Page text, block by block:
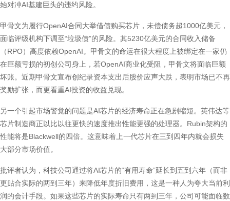
始对冲AI基建巨头的违约风险。
甲骨文为履行OpenAI合同大举借债购买芯片，未偿债务超1000亿美元，
面临评级机构下调至“垃圾债”的风险。其5230亿美元的合同收入储备
（RPO）高度依赖OpenAI。甲骨文的命运在很大程度上被绑定在一家仍
在巨额亏损的初创公司身上，若OpenAI商业化受阻，甲骨文将面临巨额
坏账。近期甲骨文宣布创纪录资本支出后股价应声大跌，表明市场已不再
奖励扩张，而更看重AI投资的收益兑现。
另一个引起市场警觉的问题是AI芯片的经济寿命正在急剧缩短。英伟达等
芯片制造商正以比以往更快的速度推出性能更强的处理器。Rubin架构的
性能将是Blackwell的四倍。这意味着上一代芯片在三到四年内就会损失
大部分市场价值。
批评者认为，科技公司通过将AI芯片的“有用寿命”延长到五到六年（而非
更贴合实际的两到三年）来降低年度折旧费用，这是一种人为夸大当前利
润的会计手段。如果这些芯片的实际寿命只有两到三年，公司可能面临数